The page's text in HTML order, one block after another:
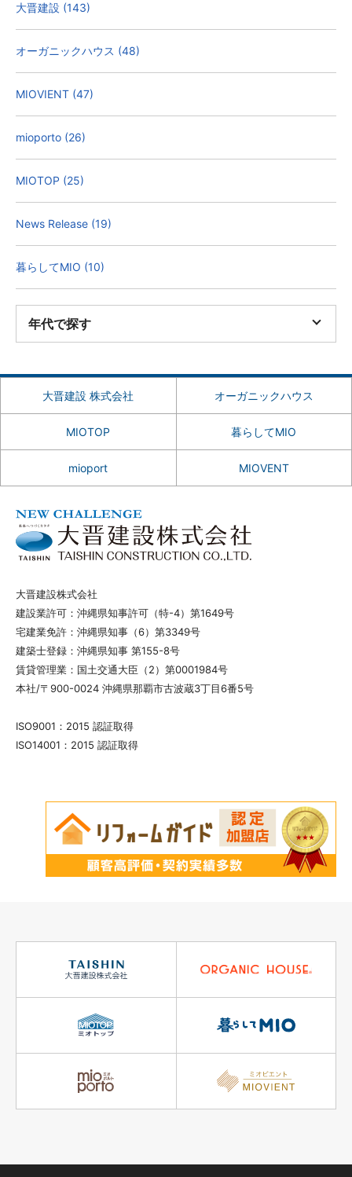
大晋建設 (143)
オーガニックハウス (48)
MIOVIENT (47)
mioporto (26)
MIOTOP (25)
News Release (19)
暮らしてMIO (10)
年代で探す
大晋建設 株式会社 オーガニックハウス
MIOTOP 暮らしてMIO
mioport MIOVENT
大晋建設株式会社
建設業許可：沖縄県知事許可（特-4）第1649号
宅建業免許：沖縄県知事（6）第3349号
建築士登録：沖縄県知事 第155-8号
賃貸管理業：国土交通大臣（2）第0001984号
本社/〒900-0024 沖縄県那覇市古波蔵3丁目6番5号
ISO9001：2015 認証取得
ISO14001：2015 認証取得